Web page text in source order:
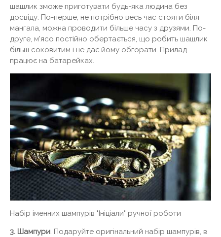
шашлик зможе приготувати будь-яка людина без
досвіду. По-перше, не потрібно весь час стояти біля
мангала, можна проводити більше часу з друзями. По-
друге, м'ясо постійно обертається, що робить шашлик
більш соковитим і не дає йому обгорати. Прилад
працює на батарейках.
Набір іменних шампурів "Ініціали" ручної роботи
3. Шампури. Подаруйте оригінальний набір шампурів, в